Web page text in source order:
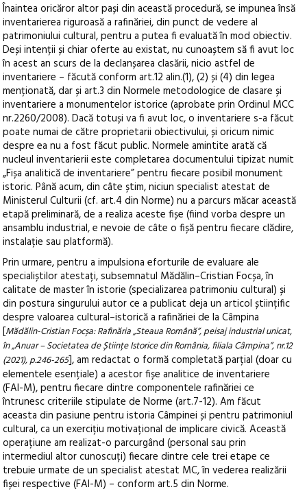
Înaintea oricăroraltor pași din această procedură, se impunea însă
inventarierea riguroasă a rafinăriei,din punct de vedere al
patrimoniului cultural, pentru a putea fi evaluatăîn mod obiectiv.
Deși intenții și chiar oferte au existat, nu cunoaștem să fi avut loc
în acest an scurs de la declanșarea clasării, nicio astfel de
inventariere – făcută conform art.12 alin.(1), (2) și (4) din legea
menționată, dar și art.3 din Normelemetodologice de clasare și
inventariere a monumenteloristorice (aprobate prin Ordinul MCC
nr.2260/2008). Dacă totuși va fi avut loc,o inventariere s-a făcut
poate numai de către proprietarii obiectivului, și oricum nimic
despre ea nu a fost făcut public. Normele amintite arată că
nucleul inventarierii este completarea documentului tipizat numit
„Fișa analiticăde inventariere”pentru fiecare posibil monument
istoric. Până acum,din câte știm, niciun specialist atestat de
Ministerul Culturii (cf. art.4 din Norme) nu a parcurs măcar această
etapă preliminară, de a realiza aceste fișe (fiind vorba despre un
ansamblu industrial, e nevoie de câte o fișă pentru fiecare clădire,
instalație sau platformă).
Prin urmare, pentru a impulsiona eforturile de evaluare ale
specialiștilor atestați, subsemnatul Mădălin–Cristian Focșa,în
calitate de master în istorie (specializarea patrimoniu cultural) și
din postura singurului autor ce a publicat deja un articol științific
despre valoarea cultural–istorică a rafinăriei de la Câmpina
[Mădălin-Cristian Focșa: Rafinăria „Steaua Română”, peisaj industrial unicat,
în „Anuar – Societatea de Științe Istorice din România, filiala Câmpina”, nr.12
(2021), p.246-265], am redactat o formă completată parțial (doar cu
elementele esențiale) a acestor fișe analitice de inventariere
(FAI-M), pentru fiecare dintre componentele rafinăriei ce
întrunesc criteriile stipulate de Norme (art.7-12). Am făcut
aceasta din pasiune pentru istoria Câmpinei și pentru patrimoniul
cultural,ca un exercițiu motivațional de implicare civică. Această
operațiune amrealizat-o parcurgând (personal sau prin
intermediul altor cunoscuți) fiecare dintre cele trei etape ce
trebuie urmate de un specialist atestat MC, în vederea realizării
fișei respective (FAI-M) – conform art.5 din Norme.